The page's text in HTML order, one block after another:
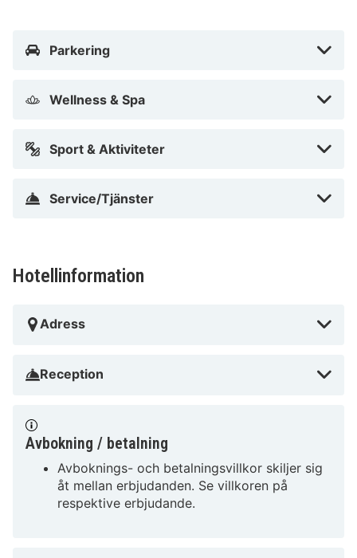
Staatsoper och 9,2 km från Wiens julmarknad.
Parkering
Wellness & Spa
Sport & Aktiviteter
Service/Tjänster
Hotellinformation
Adress
Reception
Avbokning / betalning
Avboknings- och betalningsvillkor skiljer sig
åt mellan erbjudanden. Se villkoren på
respektive erbjudande.